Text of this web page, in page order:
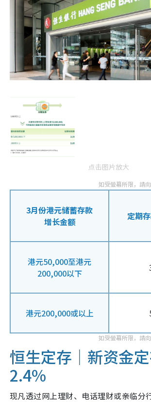
点击图片放大
3月份港元储蓄存款
增长金额
定期
港元50,000至港元
200,000以下
港元200,000或以上
恒生定存｜新资金
2.4%
现凡透过网上理财、电话理财或亲临分